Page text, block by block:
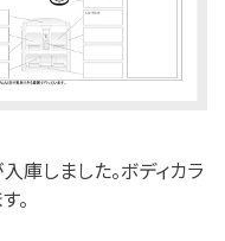
庫しました。ボディカラ
。